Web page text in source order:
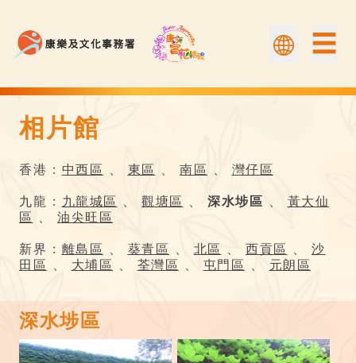
☰
相片館 | 康文賞花情報
相片館
香港 : 中西區 、 東區 、 南區 、 灣仔區
九龍 : 九龍城區 、 觀塘區 、 深水埗區 、 黃大仙
區 、 油尖旺區
新界 : 離島區 、 葵青區 、 北區 、 西貢區 、 沙
田區 、 大埔區 、 荃灣區 、 屯門區 、 元朗區
深水埗區